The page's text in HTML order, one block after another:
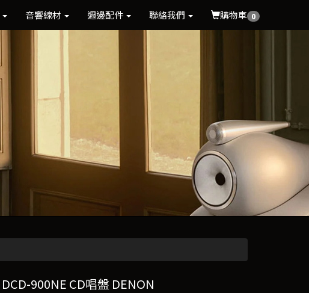
音響線材 週邊配件 聯絡我們 購物車 0
DCD-900NE CD唱盤 DENON